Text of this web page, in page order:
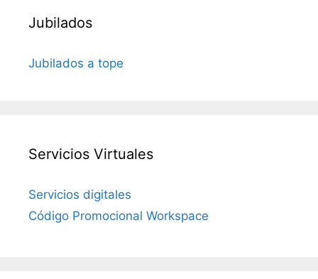
Jubilados
Jubilados a tope
Servicios Virtuales
Servicios digitales
Código Promocional Workspace